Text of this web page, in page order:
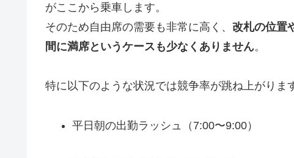
がここから乗車します。
そのため自由席の需要も非常に高く、 改札の位置
間に満席というケースも少なくありません。
特に以下のような状況では競争率が跳ね上がりま
平日朝の出勤ラッシュ（7:00〜9:00）